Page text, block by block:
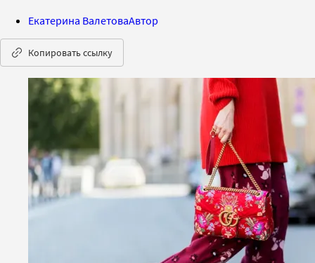
Екатерина ВалетоваАвтор
Копировать ссылку